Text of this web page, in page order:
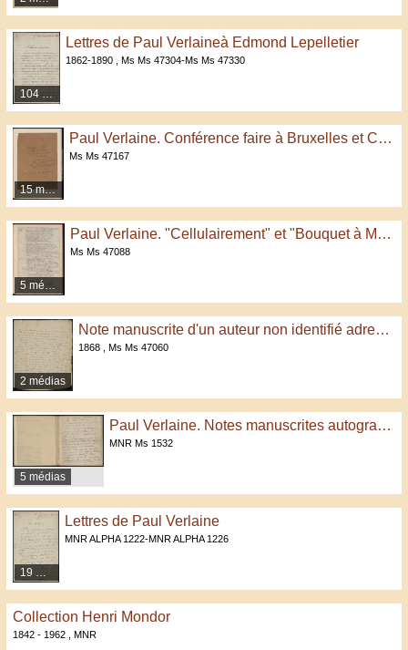
104 médias
Lettres de Paul Verlaineà Edmond Lepelletier
1862-1890 , Ms Ms 47304-Ms Ms 47330
15 médias
Paul Verlaine. Conférence faire à Bruxelles et Charleroi "Le cortège Verlainien…"
Ms Ms 47167
Paul Verlaine. "Cellulairement" et "Bouquet à Marie"
Ms Ms 47088
2 médias
Note manuscrite d'un auteur non identifié adressée à Paul Verlaine et complétée de sa main
1868 , Ms Ms 47060
5 médias
Paul Verlaine. Notes manuscrites autographes
MNR Ms 1532
19 médias
Lettres de Paul Verlaine
MNR ALPHA 1222-MNR ALPHA 1226
Collection Henri Mondor
1842 - 1962 , MNR